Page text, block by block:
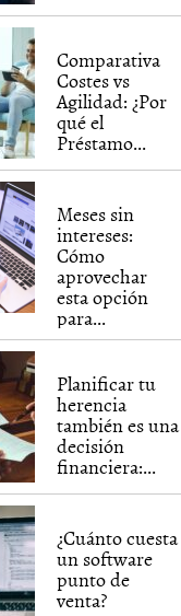
Comparativa
Costes vs
Agilidad: ¿Por
qué el
Préstamo...
Meses sin
intereses:
Cómo
aprovechar
esta opción
para...
Planificar tu
herencia
también es una
decisión
financiera:...
¿Cuánto cuesta
un software
punto de
venta?